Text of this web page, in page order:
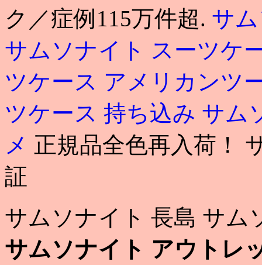
ク／症例115万件超. サ
サムソナイト スーツケ
ツケース アメリカンツ
ツケース 持ち込み サム
メ 正規品全色再入荷！
証
サムソナイト 長島 サム
サムソナイト アウトレ